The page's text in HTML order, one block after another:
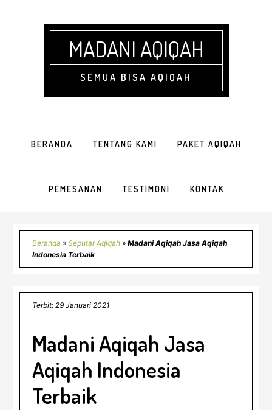
MADANI AQIQAH
SEMUA BISA AQIQAH
BERANDA TENTANG KAMI PAKET AQIQAH
PEMESANAN TESTIMONI KONTAK
Beranda »Seputar Aqiqah »Madani Aqiqah Jasa Aqiqah
Indonesia Terbaik
Terbit: 29 Januari 2021
Madani Aqiqah Jasa
Aqiqah Indonesia
Terbaik